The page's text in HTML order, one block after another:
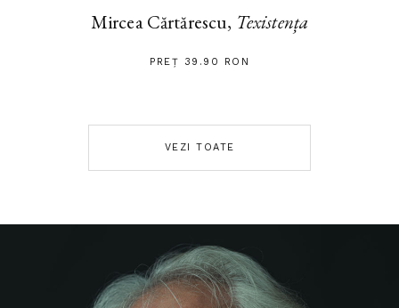
Mircea Cărtărescu, Texistența
PREȚ 39.90 RON
VEZI TOATE